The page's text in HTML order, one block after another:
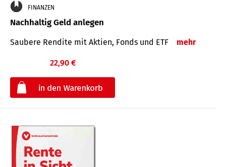
FINANZEN
Nachhaltig Geld anlegen
Saubere Rendite mit Aktien, Fonds und ETF mehr
22,90 €